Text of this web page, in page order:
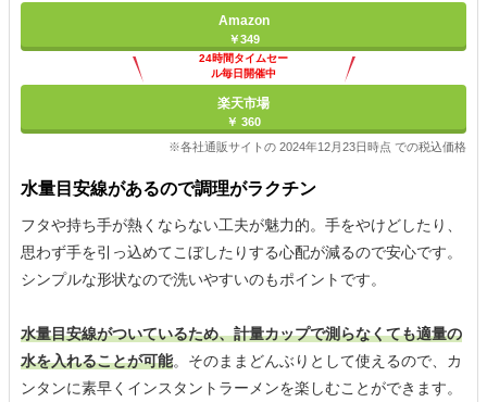
Amazon
￥349
24時間タイムセー
ル毎日開催中
楽天市場
￥ 360
※各社通販サイトの 2024年12月23日時点 での税込価格
水量目安線があるので調理がラクチン
フタや持ち手が熱くならない工夫が魅力的。手をやけどしたり、
思わず手を引っ込めてこぼしたりする心配が減るので安心です。
シンプルな形状なので洗いやすいのもポイントです。
水量目安線がついているため、計量カップで測らなくても適量の
水を入れることが可能。そのままどんぶりとして使えるので、カ
ンタンに素早くインスタントラーメンを楽しむことができます。